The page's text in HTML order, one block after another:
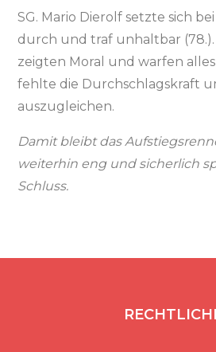
SG. Mario Dierolf setzte sich
durch und traf unhaltbar (78.).
zeigten Moral und warfen
fehlte die Durchschlagskraft
auszugleichen.
Damit bleibt das
weiterhin eng und sicherlich
Schluss.